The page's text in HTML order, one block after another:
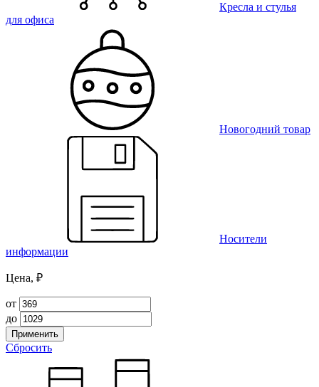
Кресла и стулья
для офиса
Новогодний товар
Носители
информации
Цена, ₽
от
до
Применить
Сбросить